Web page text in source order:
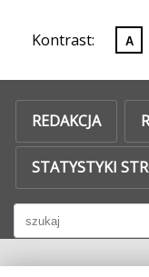
Informacji
Publicznej
Kontrast: A
REDAKCJA
STATYSTYKI
Szukaj